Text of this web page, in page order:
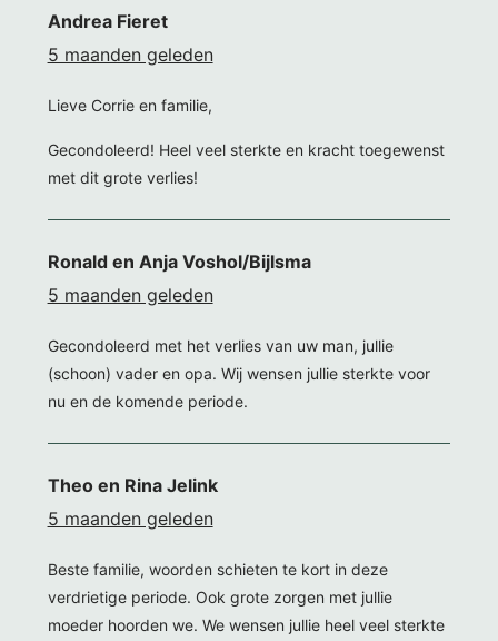
Andrea Fieret
5 maanden geleden
Lieve Corrie en familie,
Gecondoleerd! Heel veel sterkte en kracht toegewenst
met dit grote verlies!
Ronald en Anja Voshol/Bijlsma
5 maanden geleden
Gecondoleerd met het verlies van uw man, jullie
(schoon) vader en opa. Wij wensen jullie sterkte voor
nu en de komende periode.
Theo en Rina Jelink
5 maanden geleden
Beste familie, woorden schieten te kort in deze
verdrietige periode. Ook grote zorgen met jullie
moeder hoorden we. We wensen jullie heel veel sterkte